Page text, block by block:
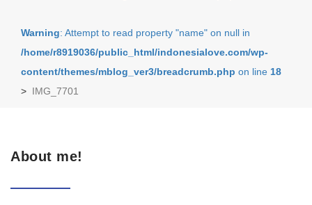
Warning: Attempt to read property "name" on null in
/home/r8919036/public_html/indonesialove.com/wp-
content/themes/mblog_ver3/breadcrumb.php on line 18
> IMG_7701
About me!